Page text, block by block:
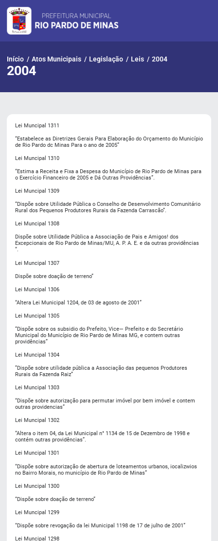
para
conteúdo
Início / Atos Municipais / Legislação / Leis / 2004
2004
Lei Muncipal 1311
“Estabelece as Diretrizes Gerais Para Elaboração do Orçamento do Município
de Rio Pardo dc Minas Para o ano de 2005”
Lei Muncipal 1310
“Estima a Receita e Fixa a Despesa do Município de Rio Pardo de Minas para
o Exercício Financeiro de 2005 e Dá Outras Providências”.
Lei Muncipal 1309
“Dispõe sobre Utilidade Pública o Conselho de Desenvolvimento Comunitário
Rural dos Pequenos Produtores Rurais da Fazenda Carrascão”.
Lei Muncipal 1308
Dispõe sobre Utilidade Pública a Associação de Pais e Amigos! dos
Excepcionais de Rio Pardo de Minas/MU, A. P. A. E. e da outras providências
“.
Lei Muncipal 1307
Dispõe sobre doação de terreno”
Lei Muncipal 1306
“Altera Lei Municipal 1204, de 03 de agosto de 2001”
Lei Muncipal 1305
“Dispõe sobre os subsidio do Prefeito, Vice— Prefeito e do Secretário
Municipal do Município de Rio Pardo de Minas MG, e contem outras
providências”
Lei Muncipal 1304
”Dispõe sobre utilidade pública a Associação das pequenos Produtores
Rurais da Fazenda Raiz”
Lei Muncipal 1303
“Dispõe sobre autorização para permutar imóvel por bem imóvel e contem
outras providencias”
Lei Muncipal 1302
“Altera o item 04, da Lei Municipal n° 1134 de 15 de Dezembro de 1998 e
contém outras providências”.
Lei Muncipal 1301
“Dispõe sobre autorização de abertura de loteamentos urbanos, iocalizwios
no Bairro Morais, no município de Rio Pardo de Minas”
Lei Muncipal 1300
“Dispõe sobre doação de terreno”
Lei Muncipal 1299
“Dispõe sobre revogação da lei Municipal 1198 de 17 de julho de 2001”
Lei Muncipal 1298